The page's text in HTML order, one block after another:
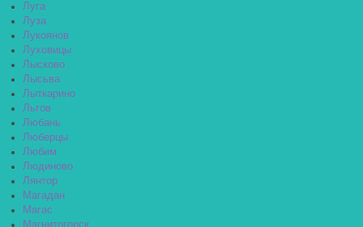
Луга
Луза
Лукоянов
Луховицы
Лысково
Лысьва
Лыткарино
Льгов
Любань
Люберцы
Любим
Людиново
Лянтор
Магадан
Магас
Магнитогорск